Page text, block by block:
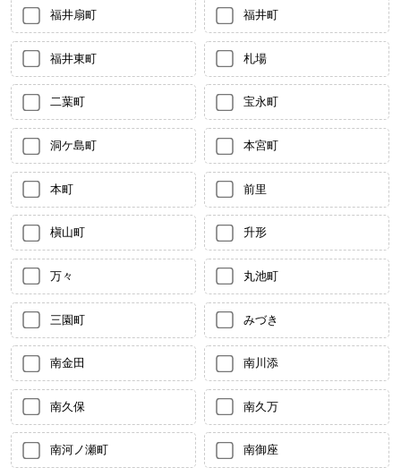
福井扇町 福井町
福井東町 札場
二葉町 宝永町
洞ケ島町 本宮町
本町 前里
槇山町 升形
万々 丸池町
三園町 みづき
南金田 南川添
南久保 南久万
南河ノ瀬町 南御座